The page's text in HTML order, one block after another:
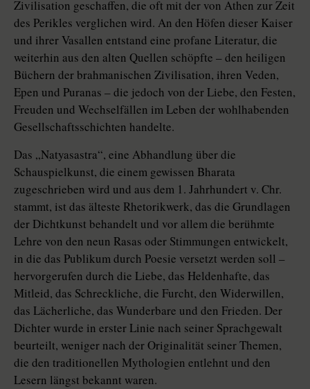
Zivilisation geschaffen, die oft mit der von Athen zur Zeit
des Perikles verglichen wird. An den Höfen dieser Kaiser
und ihrer Vasallen entstand eine profane Literatur, die
weiterhin aus den alten Quellen schöpfte – den heiligen
Büchern der brahmanischen Zivilisation, ihren Veden,
Epen und Puranas – die jedoch von der Liebe, den Festen,
Freuden und Wechselfällen im Leben der wohlhabenden
Gesellschaftsschichten handelte.
Das „Natyasastra“, eine Abhandlung über die
Schauspielkunst, die einem gewissen Bharata
zugeschrieben wird und aus dem 1. Jahrhundert v. Chr.
stammt, ist das älteste Rhetorikwerk, das die Grundlagen
der Dichtkunst behandelt und vor allem die berühmte
Lehre von den neun Rasas oder Stimmungen entwickelt,
in die das Publikum durch Poesie versetzt werden soll –
hervorgerufen durch die Liebe, das Heldenhafte, das
Mitleid, das Schreckliche, die Furcht, den Widerwillen,
das Lächerliche, das Wunderbare und den Frieden. Der
Dichter wurde in erster Linie nach seiner Sprachgewalt
beurteilt, weniger nach der Originalität seiner Themen,
die den traditionellen Mythologien entlehnt und den
Lesern längst bekannt waren.